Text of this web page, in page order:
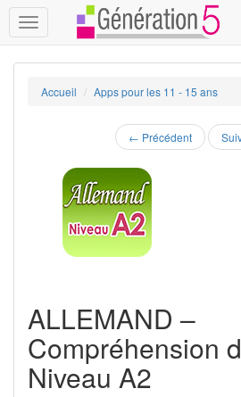
Toggle
navigation
Accueil Apps pour les 11 - 15 ans
← Précédent
ALLEMAND –
Compréhension
Niveau A2